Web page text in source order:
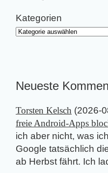
Kategorien
Neueste
Torsten Kelsch (2026-
freie Android-Apps
ich aber nicht, was
Google tatsächlich
ab Herbst fährt. Ich